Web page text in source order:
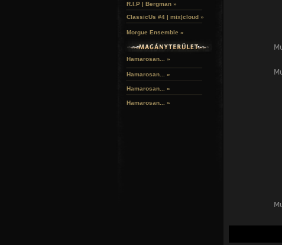
R.I.P | Bergman »
ClassicUs #4 | mix|cloud »
Morgue Ensemble »
Hamarosan... »
Hamarosan... »
Hamarosan... »
Hamarosan... »